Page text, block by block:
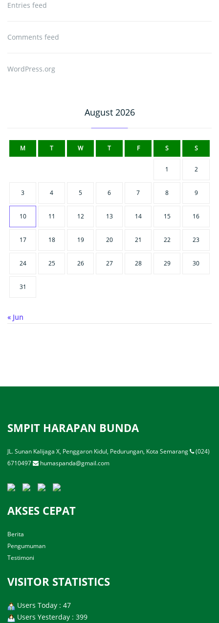
Entries feed
Comments feed
WordPress.org
August 2026
M T W T F S S
1 2
3 4 5 6 7 8 9
10 11 12 13 14 15 16
17 18 19 20 21 22 23
24 25 26 27 28 29 30
31
« Jun
SMPIT HARAPAN BUNDA
JL. Sunan Kalijaga X, Penggaron Kidul, Pedurungan, Kota Semarang
(024)
6710497
humaspanda@gmail.com
AKSES CEPAT
Berita
Pengumuman
Testimoni
VISITOR STATISTICS
Users Today : 47
Users Yesterday : 399